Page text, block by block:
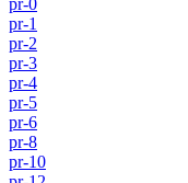
pr-1
pr-2
pr-3
pr-4
pr-5
pr-6
pr-8
pr-10